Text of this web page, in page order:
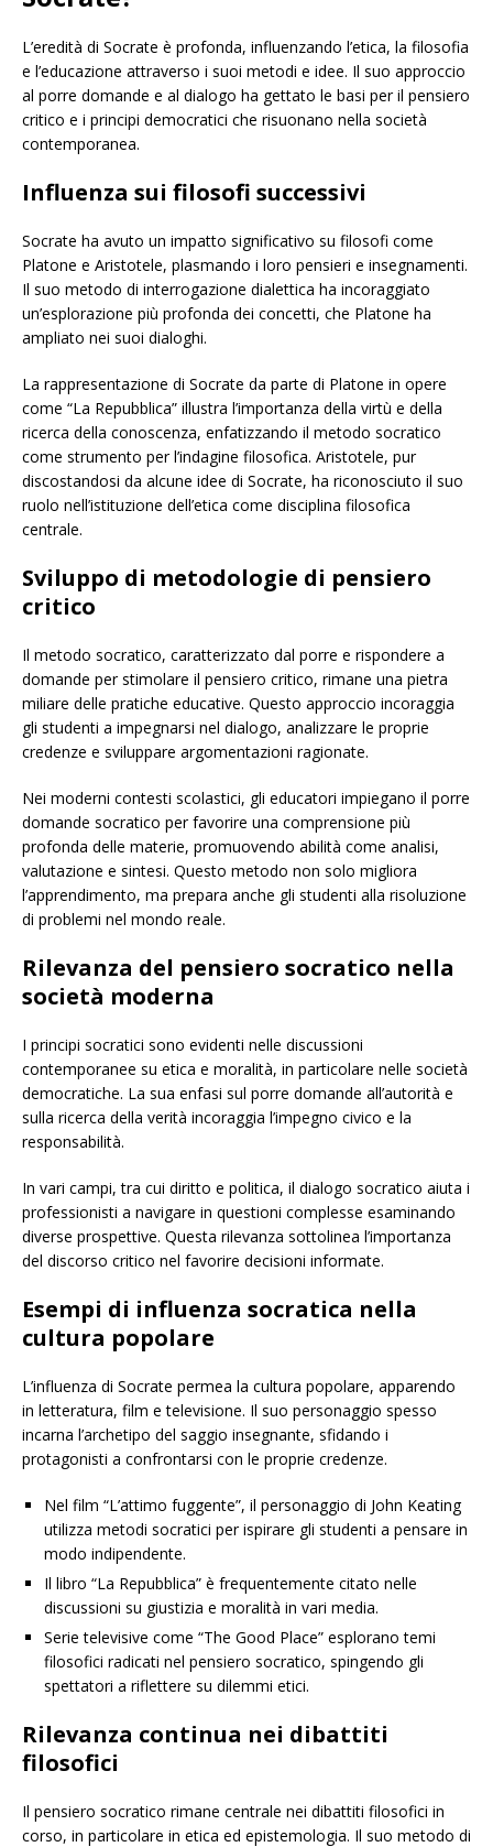
L’eredità di Socrate è profonda, influenzando l’etica, la filosofia
e l’educazione attraverso i suoi metodi e idee. Il suo approccio
al porre domande e al dialogo ha gettato le basi per il pensiero
critico e i principi democratici che risuonano nella società
contemporanea.
Influenza sui filosofi successivi
Socrate ha avuto un impatto significativo su filosofi come
Platone e Aristotele, plasmando i loro pensieri e insegnamenti.
Il suo metodo di interrogazione dialettica ha incoraggiato
un’esplorazione più profonda dei concetti, che Platone ha
ampliato nei suoi dialoghi.
La rappresentazione di Socrate da parte di Platone in opere
come “La Repubblica” illustra l’importanza della virtù e della
ricerca della conoscenza, enfatizzando il metodo socratico
come strumento per l’indagine filosofica. Aristotele, pur
discostandosi da alcune idee di Socrate, ha riconosciuto il suo
ruolo nell’istituzione dell’etica come disciplina filosofica
centrale.
Sviluppo di metodologie di pensiero
critico
Il metodo socratico, caratterizzato dal porre e rispondere a
domande per stimolare il pensiero critico, rimane una pietra
miliare delle pratiche educative. Questo approccio incoraggia
gli studenti a impegnarsi nel dialogo, analizzare le proprie
credenze e sviluppare argomentazioni ragionate.
Nei moderni contesti scolastici, gli educatori impiegano il porre
domande socratico per favorire una comprensione più
profonda delle materie, promuovendo abilità come analisi,
valutazione e sintesi. Questo metodo non solo migliora
l’apprendimento, ma prepara anche gli studenti alla risoluzione
di problemi nel mondo reale.
Rilevanza del pensiero socratico nella
società moderna
I principi socratici sono evidenti nelle discussioni
contemporanee su etica e moralità, in particolare nelle società
democratiche. La sua enfasi sul porre domande all’autorità e
sulla ricerca della verità incoraggia l’impegno civico e la
responsabilità.
In vari campi, tra cui diritto e politica, il dialogo socratico aiuta i
professionisti a navigare in questioni complesse esaminando
diverse prospettive. Questa rilevanza sottolinea l’importanza
del discorso critico nel favorire decisioni informate.
Esempi di influenza socratica nella
cultura popolare
L’influenza di Socrate permea la cultura popolare, apparendo
in letteratura, film e televisione. Il suo personaggio spesso
incarna l’archetipo del saggio insegnante, sfidando i
protagonisti a confrontarsi con le proprie credenze.
Nel film “L’attimo fuggente”, il personaggio di John Keating
utilizza metodi socratici per ispirare gli studenti a pensare in
modo indipendente.
Il libro “La Repubblica” è frequentemente citato nelle
discussioni su giustizia e moralità in vari media.
Serie televisive come “The Good Place” esplorano temi
filosofici radicati nel pensiero socratico, spingendo gli
spettatori a riflettere su dilemmi etici.
Rilevanza continua nei dibattiti
filosofici
Il pensiero socratico rimane centrale nei dibattiti filosofici in
corso, in particolare in etica ed epistemologia. Il suo metodo di